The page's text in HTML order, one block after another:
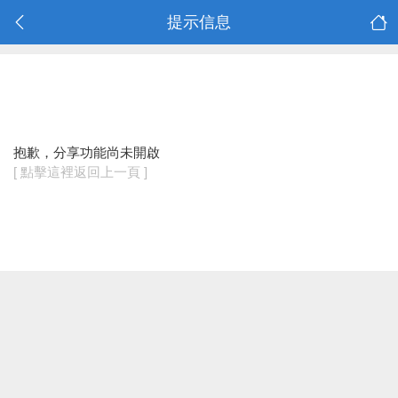
提示信息
抱歉，分享功能尚未開啟
[ 點擊這裡返回上一頁 ]